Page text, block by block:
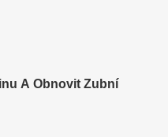
A Obnovit Zubní